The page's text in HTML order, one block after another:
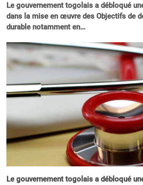
Le gouvernement togolais a débloqué
dans la mise en œuvre des Objectifs de
durable notamment en…
Le gouvernement togolais a débloqué